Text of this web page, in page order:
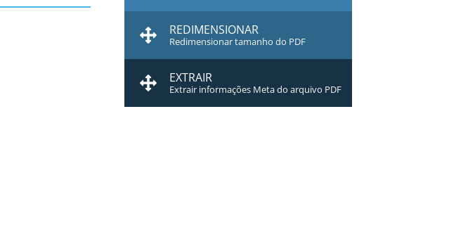
REDIMENSIONAR
Redimensionar tamanho do PDF
EXTRAIR
Extrair informações Meta do arquivo PDF